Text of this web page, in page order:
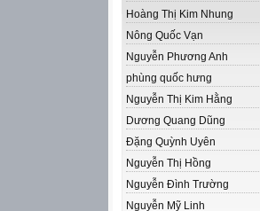
Hoàng Thị Kim Nhung
Nông Quốc Vạn
Nguyễn Phương Anh
phùng quốc hưng
Nguyễn Thị Kim Hằng
Dương Quang Dũng
Đặng Quỳnh Uyên
Nguyễn Thị Hồng
Nguyễn Đình Trường
Nguyễn Mỹ Linh